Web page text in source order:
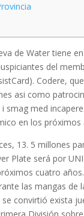
de Water tiene
del
Codere,
asi como
smag med
en los próximos
13. 5 millones
Plate será por
cuatro
las mangas
convirtió exista